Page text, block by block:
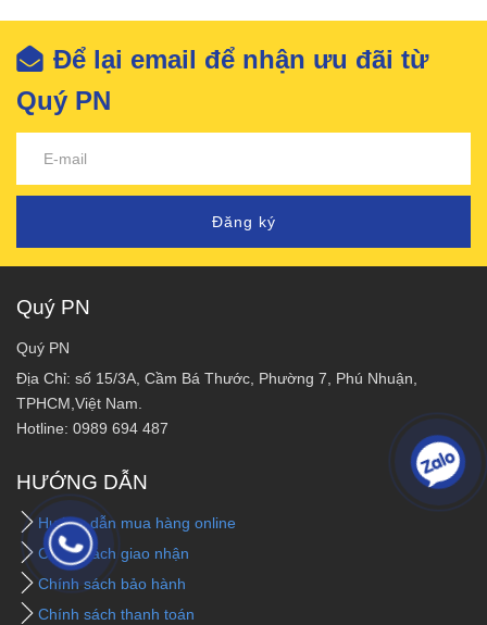
Để lại email để nhận ưu đãi từ
Quý PN
Đăng ký
Quý PN
Quý PN
Địa Chỉ: số 15/3A, Cầm Bá Thước, Phường 7, Phú Nhuận,
TPHCM,Việt Nam.
Hotline: 0989 694 487
HƯỚNG DẪN
Hướng dẫn mua hàng online
Chính sách giao nhận
Chính sách bảo hành
Chính sách thanh toán